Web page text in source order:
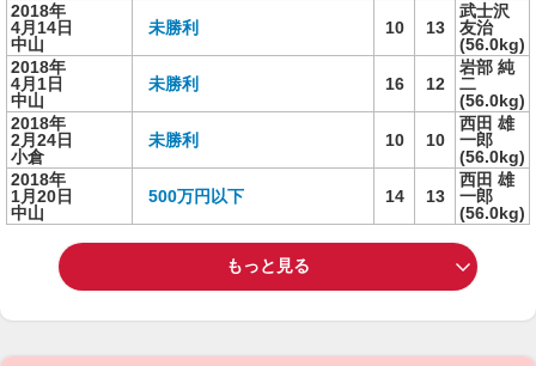
2018年
4月14日
中山
未勝利 10 13
武士沢
友治
(56.0kg)
2018年
4月1日
中山
未勝利 16 12
岩部 純
二
(56.0kg)
2018年
2月24日
小倉
未勝利 10 10
西田 雄
一郎
(56.0kg)
2018年
1月20日
中山
500万円以下 14 13
西田 雄
一郎
(56.0kg)
もっと見る